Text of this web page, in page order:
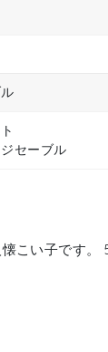
セーブル
こい子です。